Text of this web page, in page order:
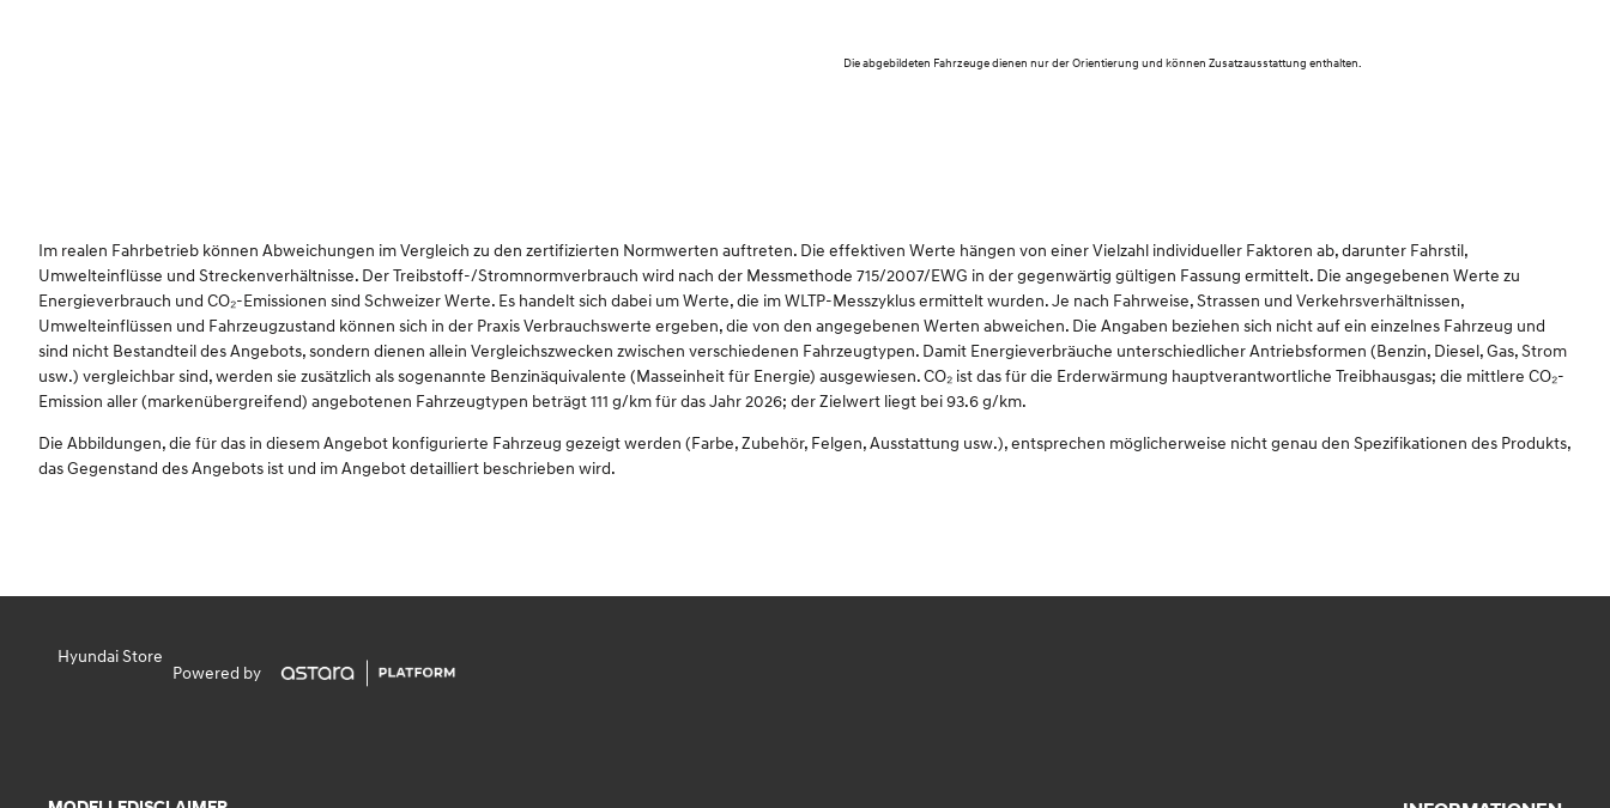
Die abgebildeten Fahrzeuge dienen nur der Orientierung und können Zusatzausstattung enthalten.
Im realen Fahrbetrieb können Abweichungen im Vergleich zu den zertifizierten Normwerten auftreten. Die effektiven Werte hängen von einer Vielzahl individueller Faktoren ab, darunter Fahrstil,
Umwelteinflüsse und Streckenverhältnisse. Der Treibstoff-/Stromnormverbrauch wird nach der Messmethode 715/2007/EWG in der gegenwärtig gültigen Fassung ermittelt. Die angegebenen Werte zu
Energieverbrauch und CO₂-Emissionen sind Schweizer Werte. Es handelt sich dabei um Werte, die im WLTP-Messzyklus ermittelt wurden. Je nach Fahrweise, Strassen und Verkehrsverhältnissen,
Umwelteinflüssen und Fahrzeugzustand können sich in der Praxis Verbrauchswerte ergeben, die von den angegebenen Werten abweichen. Die Angaben beziehen sich nicht auf ein einzelnes Fahrzeug und
sind nicht Bestandteil des Angebots, sondern dienen allein Vergleichszwecken zwischen verschiedenen Fahrzeugtypen. Damit Energieverbräuche unterschiedlicher Antriebsformen (Benzin, Diesel, Gas, Strom
usw.) vergleichbar sind, werden sie zusätzlich als sogenannte Benzinäquivalente (Masseinheit für Energie) ausgewiesen. CO₂ ist das für die Erderwärmung hauptverantwortliche Treibhausgas; die mittlere CO₂-
Emission aller (markenübergreifend) angebotenen Fahrzeugtypen beträgt 111 g/km für das Jahr 2026; der Zielwert liegt bei 93.6 g/km.
Die Abbildungen, die für das in diesem Angebot konfigurierte Fahrzeug gezeigt werden (Farbe, Zubehör, Felgen, Ausstattung usw.), entsprechen möglicherweise nicht genau den Spezifikationen des Produkts,
das Gegenstand des Angebots ist und im Angebot detailliert beschrieben wird.
Hyundai Store
Powered by